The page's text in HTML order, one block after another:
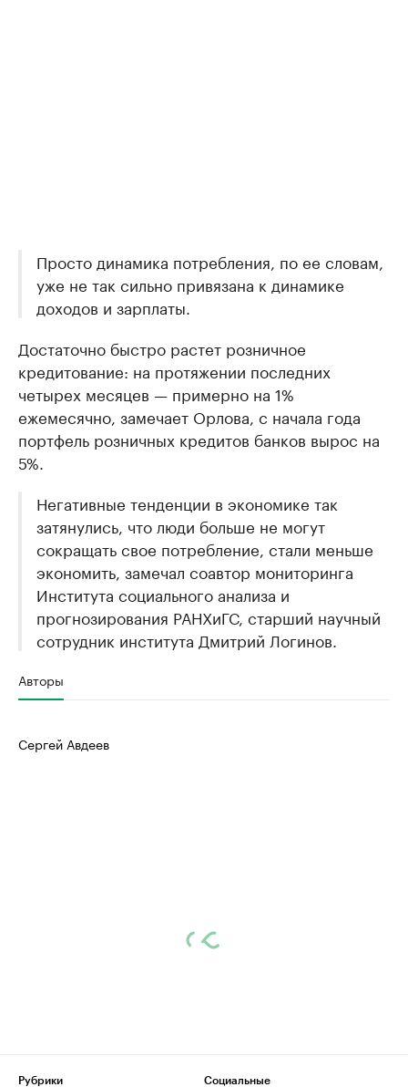
Просто динамика потребления, по ее словам,
уже не так сильно привязана к динамике
доходов и зарплаты.
Достаточно быстро растет розничное
кредитование: на протяжении последних
четырех месяцев — примерно на 1%
ежемесячно, замечает Орлова, с начала года
портфель розничных кредитов банков вырос на
5%.
Негативные тенденции в экономике так
затянулись, что люди больше не могут
сокращать свое потребление, стали меньше
экономить, замечал соавтор мониторинга
Института социального анализа и
прогнозирования РАНХиГС, старший научный
сотрудник института Дмитрий Логинов.
Авторы
Сергей Авдеев
Рубрики
Социальные